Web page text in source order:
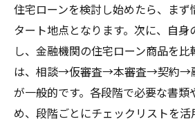
住宅ローンを検討し始めたら、ま
タート地点となります。次に、自
し、金融機関の住宅ローン商品を比
は、相談→仮審査→本審査→契約→
が一般的です。各段階で必要な書類
め、段階ごとにチェックリストを